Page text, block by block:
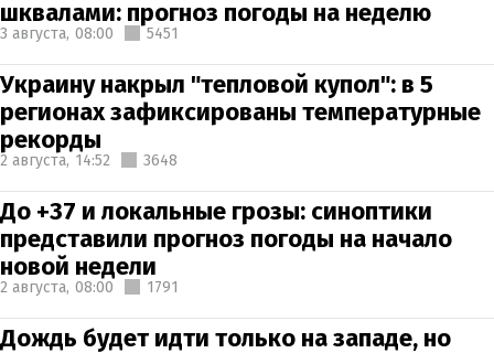
шквалами: прогноз погоды на неделю
3 августа, 08:00 5451
Украину накрыл "тепловой купол": в 5
регионах зафиксированы температурные
рекорды
2 августа, 14:52 3648
До +37 и локальные грозы: синоптики
представили прогноз погоды на начало
новой недели
2 августа, 08:00 1791
Дождь будет идти только на западе, но